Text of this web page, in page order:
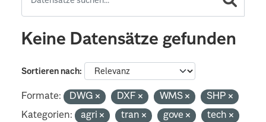
Keine Datensätze gefunden
Sortieren nach
Formate: DWG DXF WMS
SHP
Kategorien:
agri tran gove
tech